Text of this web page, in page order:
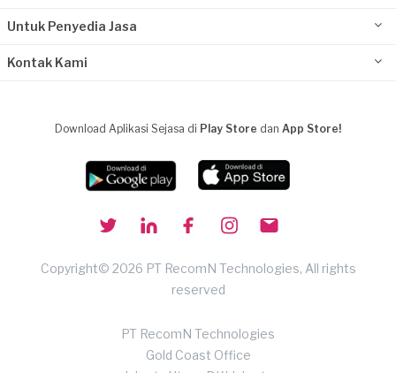
Untuk Penyedia Jasa
Kontak Kami
Download Aplikasi Sejasa di Play Store dan App Store!
Copyright© 2026 PT RecomN Technologies, All rights
reserved
PT RecomN Technologies
Gold Coast Office